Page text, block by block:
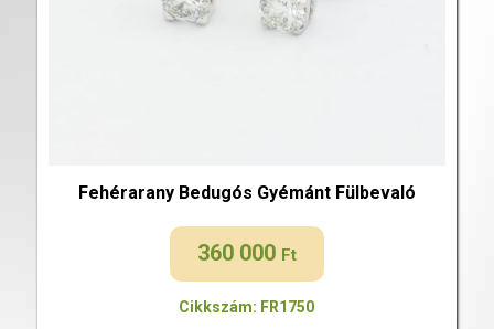
Fehérarany Bedugós Gyémánt Fülbevaló
360 000 Ft
Cikkszám: FR1750